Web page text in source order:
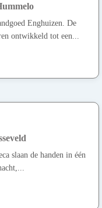
Enghuizen. De
ontwikkeld tot een...
slaan de handen in één